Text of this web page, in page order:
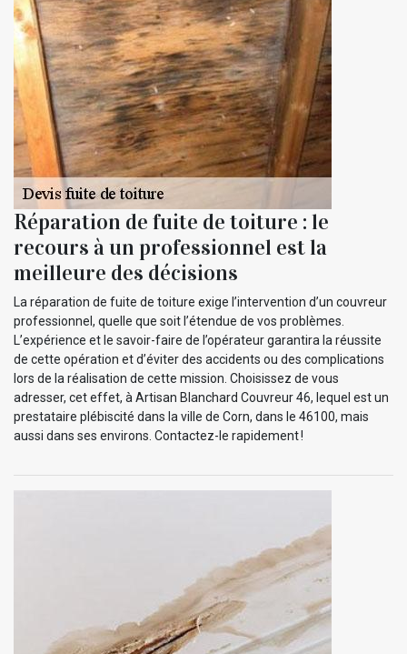
Réparation de fuite de toiture : le
recours à un professionnel est la
meilleure des décisions
La réparation de fuite de toiture exige l’intervention d’un couvreur
professionnel, quelle que soit l’étendue de vos problèmes.
L’expérience et le savoir-faire de l’opérateur garantira la réussite
de cette opération et d’éviter des accidents ou des complications
lors de la réalisation de cette mission. Choisissez de vous
adresser, cet effet, à Artisan Blanchard Couvreur 46, lequel est un
prestataire plébiscité dans la ville de Corn, dans le 46100, mais
aussi dans ses environs. Contactez-le rapidement !